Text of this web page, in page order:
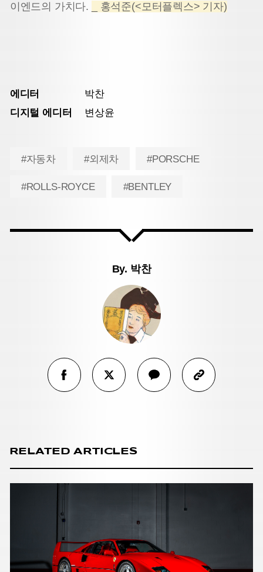
이엔드의 가치다.
_ 홍석준(<모터플렉스> 기자)
에디터
박찬
디지털 에디터
변상윤
#자동차 #외제차 #PORSCHE
#ROLLS-ROYCE #BENTLEY
By. 박찬
RELATED ARTICLES